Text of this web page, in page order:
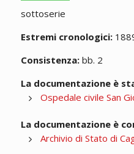
sottoserie
Estremi cronologici:
Consistenza:bb. 2
La documentazione è
Ospedale civile San
La documentazione è
Archivio di Stato di